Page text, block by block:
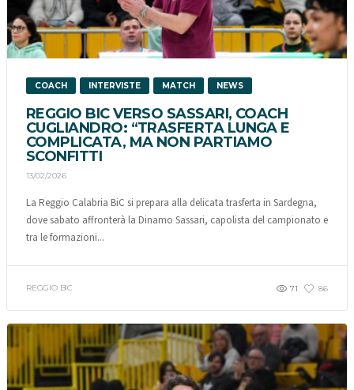
COACH INTERVISTE MATCH NEWS
REGGIO BIC VERSO SASSARI, COACH
CUGLIANDRO: “TRASFERTA LUNGA E
COMPLICATA, MA NON PARTIAMO
SCONFITTI
13/02/2026
La Reggio Calabria BiC si prepara alla delicata trasferta in Sardegna,
dove sabato affronterà la Dinamo Sassari, capolista del campionato e
tra le formazioni...
REGGIO BIC 71 86